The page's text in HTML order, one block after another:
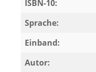
ISBN-10:
Sprache:
Einband:
Autor: